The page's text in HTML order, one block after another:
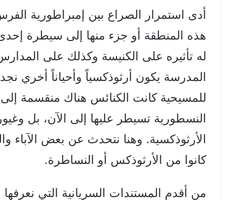
أدى استمرار الصراع بين إمبراطورية
هذه المنطقة أو جزء منها إلى سيطرة إحدى
له تأثيره على الكنيسة وكذلك على المدارس
المدرسة يكون أرثوذكسياً وأحياناً أخري
للمسيحية كانت الكنائس هناك منقسمة
النسطورية تسيطر عليها إلى الآن، بل
الأرثوذكسية. وهنا نتحدث عن بعض الآباء
كانوا من الأرثوذكس أو النساطرة.
من أقدم المستندات السريانية التي نعرفها